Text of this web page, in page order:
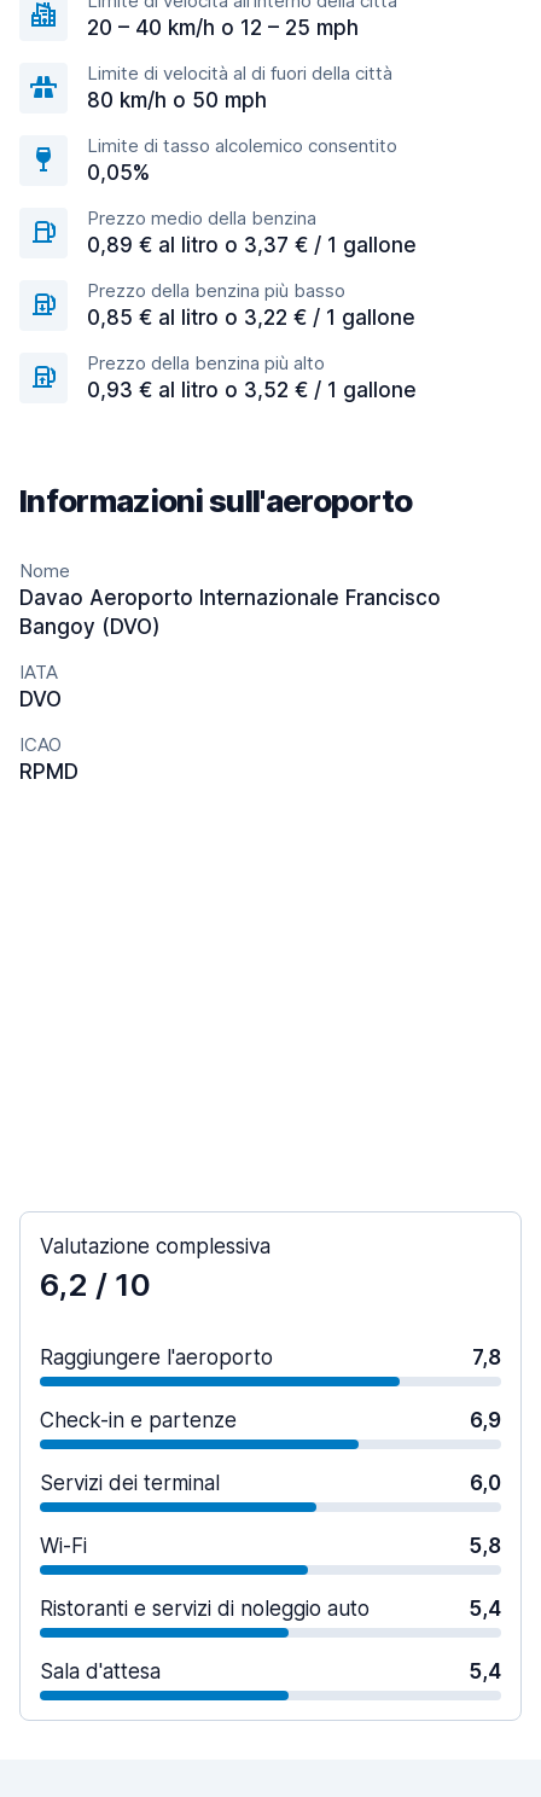
20 – 40 km/h o 12 – 25 mph
Limite di velocità al di fuori della città
80 km/h o 50 mph
Limite di tasso alcolemico consentito
0,05%
Prezzo medio della benzina
0,89 € al litro o 3,37 € / 1 gallone
Prezzo della benzina più basso
0,85 € al litro o 3,22 € / 1 gallone
Prezzo della benzina più alto
0,93 € al litro o 3,52 € / 1 gallone
Informazioni sull'aeroporto
Nome
Davao Aeroporto Internazionale Francisco
Bangoy (DVO)
IATA
DVO
ICAO
RPMD
Valutazione complessiva
6,2 / 10
Raggiungere l'aeroporto 7,8
Check-in e partenze 6,9
Servizi dei terminal 6,0
Wi-Fi 5,8
Ristoranti e servizi di noleggio auto 5,4
Sala d'attesa 5,4